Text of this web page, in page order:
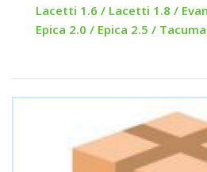
Lacetti 1.6 / Lacetti 1.8 /
Epica 2.0 / Epica 2.5 /